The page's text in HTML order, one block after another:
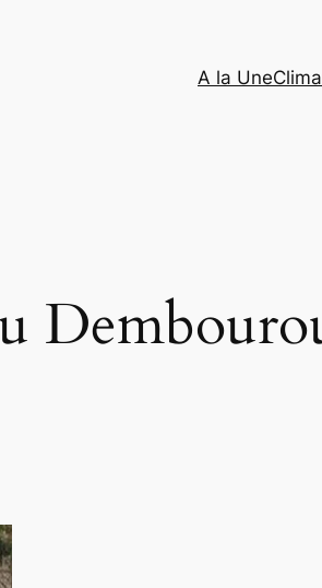
A la Une